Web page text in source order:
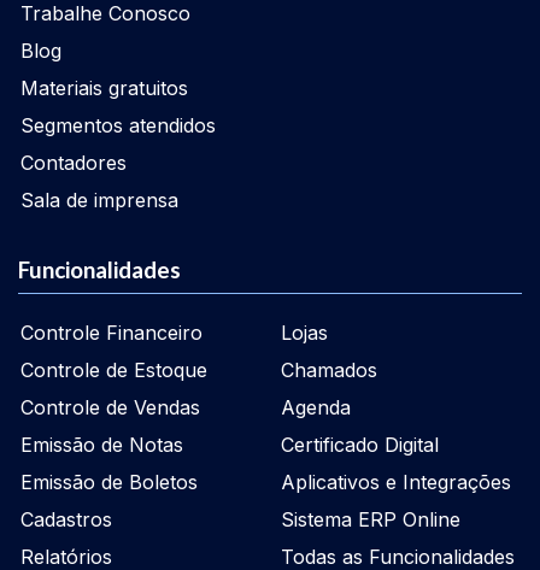
Trabalhe Conosco
Blog
Materiais gratuitos
Segmentos atendidos
Contadores
Sala de imprensa
Funcionalidades
Controle Financeiro
Controle de Estoque
Controle de Vendas
Emissão de Notas
Emissão de Boletos
Cadastros
Relatórios
Lojas
Chamados
Agenda
Certificado Digital
Aplicativos e Integrações
Sistema ERP Online
Todas as Funcionalidades